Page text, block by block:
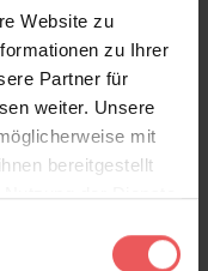
Website zu
zu Ihrer
Partner für
weiter. Unsere
mit
bereitgestellt
der Dienste